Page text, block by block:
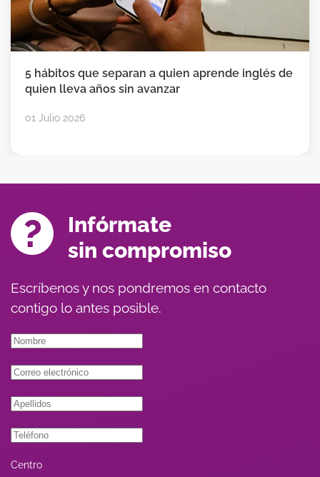
5 hábitos que separan a quien aprende inglés de
quien lleva años sin avanzar
01 Julio 2026
Infórmate
sin compromiso
Escríbenos y nos pondremos en contacto
contigo lo antes posible.
Centro